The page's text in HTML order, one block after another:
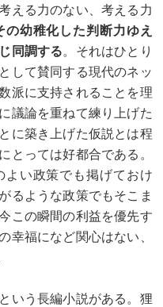
える力のない、考える力
の幼稚化した判断力ゆえ
同調する。それはひとり
して賛同する現代のネッ
派に支持されることを理
議論を重ねて練り上げた
に築き上げた仮説とは程
とっては好都合である。
よい政策でも掲げておけ
るような政策でもそこま
この瞬間の利益を優先す
幸福になど関心はない、
という長編小説がある。狸